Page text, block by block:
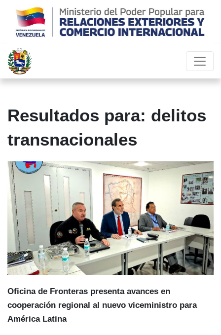
Resultados para: delitos
transnacionales
Oficina de Fronteras presenta avances en
cooperación regional al nuevo viceministro para
América Latina